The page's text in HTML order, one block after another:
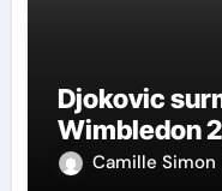
Djokovic
Wimbledon
Camille Simon